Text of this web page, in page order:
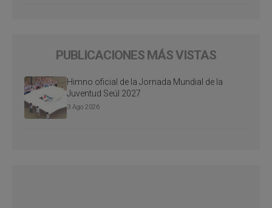
PUBLICACIONES MÁS VISTAS
Himno oficial de la Jornada Mundial de la
Juventud Seúl 2027
3 Ago 2026